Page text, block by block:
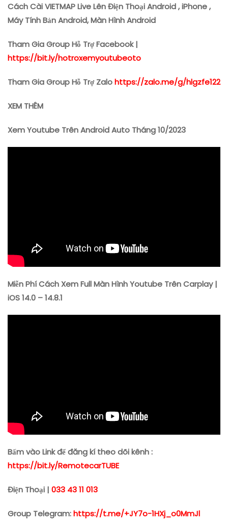
Cách Cài VIETMAP Live Lên Điện Thoại Android , iPhone ,
Máy Tính Bản Android, Màn Hình Android
Tham Gia Group Hỗ Trợ Facebook |
https://bit.ly/hotroxemyoutubeoto
Tham Gia Group Hỗ Trợ Zalohttps://zalo.me/g/hlgzfe122
XEM THÊM
Xem Youtube Trên Android Auto Tháng 10/2023
Miễn Phí Cách Xem Full Màn Hình Youtube Trên Carplay |
iOS 14.0 – 14.8.1
Bấm vào Link để đăng kí theo dõi kênh :
https://bit.ly/RemotecarTUBE
Điện Thoại | 033 43 11 013
Group Telegram:https://t.me/+JY7o-1HXj_o0MmJl